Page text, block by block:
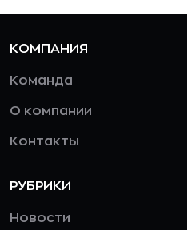
КОМПАНИЯ
Команда
О компании
Контакты
РУБРИКИ
Новости